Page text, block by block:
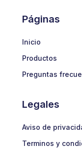
Páginas
Inicio
Productos
Preguntas
Legales
Aviso de
Terminos y